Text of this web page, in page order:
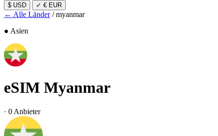
$ USD ✓ € EUR
← Alle Länder / myanmar
● Asien
eSIM Myanmar
· 0 Anbieter